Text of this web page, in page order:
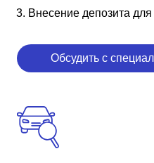
Внесение депозита
Обсудить с